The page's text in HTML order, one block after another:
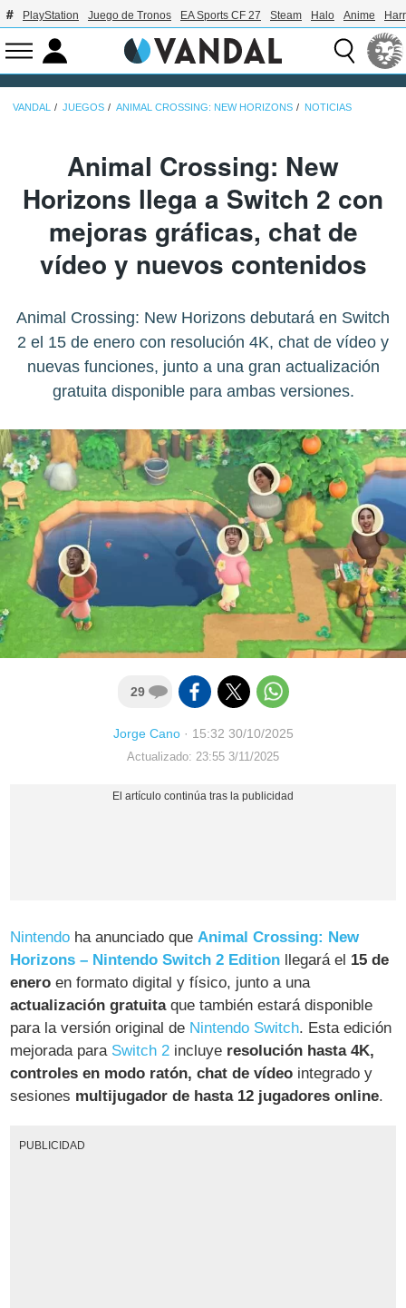
PlayStation Juego de Tronos EA Sports CF 27 Steam Halo Anime
VANDAL JUEGOS ANIMAL CROSSING: NEW HORIZONS NOTICIAS
Animal Crossing: New
Horizons llega a Switch 2 con
mejoras gráficas, chat de
vídeo y nuevos contenidos
Animal Crossing: New Horizons debutará en Switch
2 el 15 de enero con resolución 4K, chat de vídeo y
nuevas funciones, junto a una gran actualización
gratuita disponible para ambas versiones.
29
Jorge Cano· 15:32 30/10/2025
Actualizado: 23:55 3/11/2025
Nintendo ha anunciado queAnimal Crossing: New
Horizons – Nintendo Switch 2 Edition llegará el 15 de
enero en formato digital y físico, junto a una
actualización gratuitaque también estará disponible
para la versión original de Nintendo Switch. Esta edición
mejorada para Switch 2 incluye resolución hasta 4K,
controles en modo ratón, chat de vídeo integrado y
sesiones multijugador de hasta 12 jugadores online.
PUBLICIDAD